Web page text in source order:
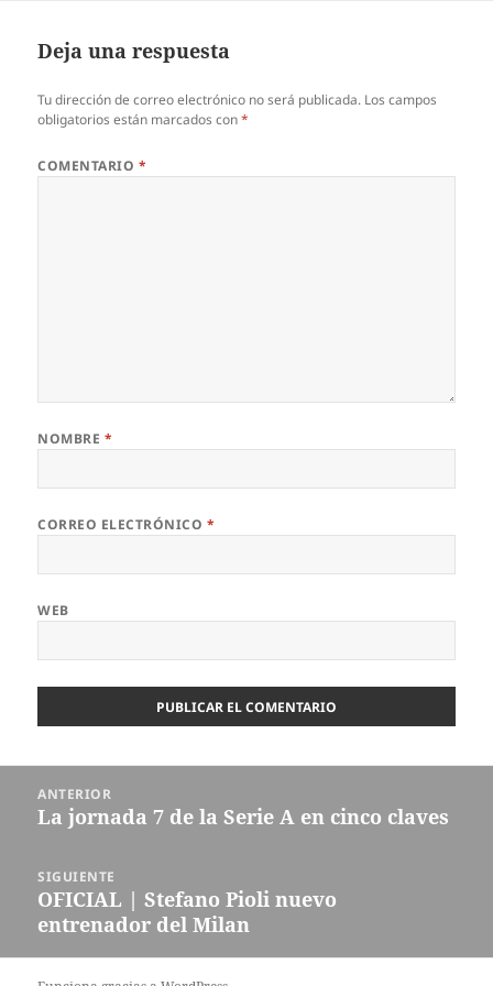
Deja una respuesta
Tu dirección de correo electrónico no será publicada. Los campos
obligatorios están marcados con*
COMENTARIO *
NOMBRE *
CORREO ELECTRÓNICO *
WEB
entradas
ANTERIOR
Entrada
La jornada 7 de la Serie A en cinco claves
SIGUIENTE
Entrada
siguiente:
OFICIAL | Stefano Pioli nuevo
entrenador del Milan